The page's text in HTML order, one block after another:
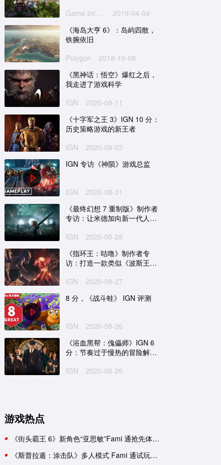
2019-04-04
《海岛大亨 6》：岛屿四散，
铁腕依旧
Polygon
2018-10-08
​《黑神话：悟空》爆红之后，
我走进了游戏科学
IGN
2020-09-11
《十字军之王 3》IGN 10 分：
历史策略游戏的新王者
IGN
2020-09-03
IGN 专访《神陨》游戏总监
IGN
2020-08-31
《最终幻想 7 重制版》制作者
专访：让米德加向新一代人展
IGN
2020-08-28
《指环王：咕噜》制作者专
访：打造一款类似《波斯王
IGN
2020-08-27
8 分，《战斗蛙》 IGN 评测
IGN
2020-08-26
《浴血黑帮：傀儡师》IGN 6
分：节奏过于慢热的冒险解谜
IGN
2020-08-26
游戏热点
《街头霸王 6》新角色“亚思敏”Fami 通抢先体验报告
《斯普拉遁：涂击队》多人模式 Fami 通试玩：与好友并肩推进故事